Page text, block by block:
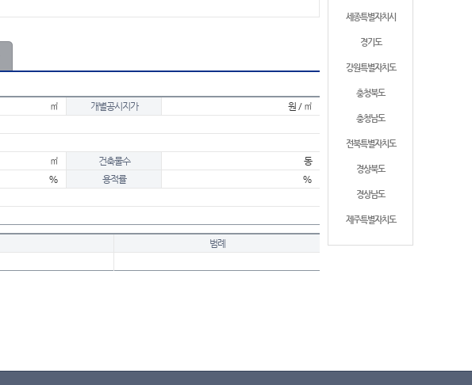
세종특별자치시
경기도
강원특별자치도
충청북도
충청남도
전북특별자치도
경상북도
경상남도
제주특별자치도
㎡ 개별공시지가 원 / ㎡
㎡ 건축물수
동
% 용적률
%
범례